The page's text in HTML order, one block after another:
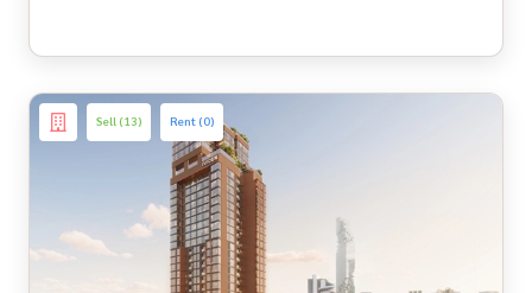
Sell (13) Rent (0)